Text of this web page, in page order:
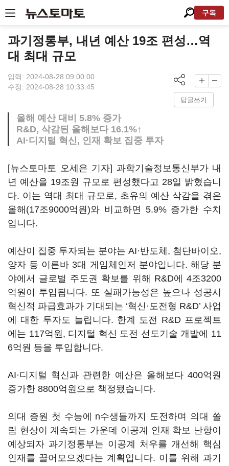
구독
과기정통부, 내년 예산 19조 편성…역
대 최대 규모
입력: 2024-08-28 09:00:00
수정: 2024-08-28 10:33:45
답글쓰기
올해 예산 대비 5.8% 증가
R&D, 삭감된 올해보다 16.1%↑
AI·디지털 혁신, 인재 확보 집중 투자
[뉴스토마토 오세은 기자] 과학기술정보통신부가 내
년 예산을 19조원 규모로 편성했다고 28일 밝혔습니
다. 이는 역대 최대 규모로, 초유의 예산 삭감을 겪은
올해(17조9000억원)와 비교하면 5.9% 증가한 수치
입니다.
예산이 집중 투자되는 분야는 AI·반도체, 첨단바이오,
양자 등 이른바 3대 게임체인저 분야입니다. 해당 분
야에서 글로벌 주도권 확보를 위해 R&D에 4조3200
억원이 투입됩니다. 또 실패가능성은 높으나 성공시
혁신적 파급효과가 기대되는 ‘혁신·도전형 R&D’ 사업
에 대한 투자도 늘립니다. 한계 도전 R&D 프로젝트
에는 117억원, 디지털 혁신 도전 선도기술 개발에 11
6억원 등을 투입합니다.
AI·디지털 혁신과 관련한 예산은 올해보다 400억원
증가한 8800억원으로 책정됐습니다.
의대 증원 첫 수능에 n수생들까지 도전하며 의대 쏠
림 현상이 계속되는 가운데 이공계 인재 확보 난항이
예상되자 과기정통부는 이공계 처우를 개선해 핵심
인재를 끌어모으겠다는 계획입니다. 이를 위해 과기